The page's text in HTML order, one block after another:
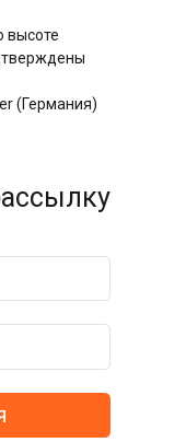
высоте
(Германия)